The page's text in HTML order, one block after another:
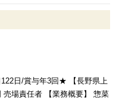
日/賞与年3回★ 【長野県上
場責任者 【業務概要】 惣菜